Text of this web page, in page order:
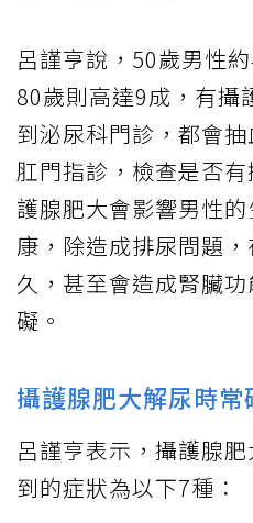
呂謹亨說，50歲男性
80歲則高達9成，有攝
到泌尿科門診，都會
肛門指診，檢查是否
護腺肥大會影響男性
康，除造成排尿問題
久，甚至會造成腎臟
礙。
攝護腺肥大解尿時常
呂謹亨表示，攝護腺
到的症狀為以下7種：